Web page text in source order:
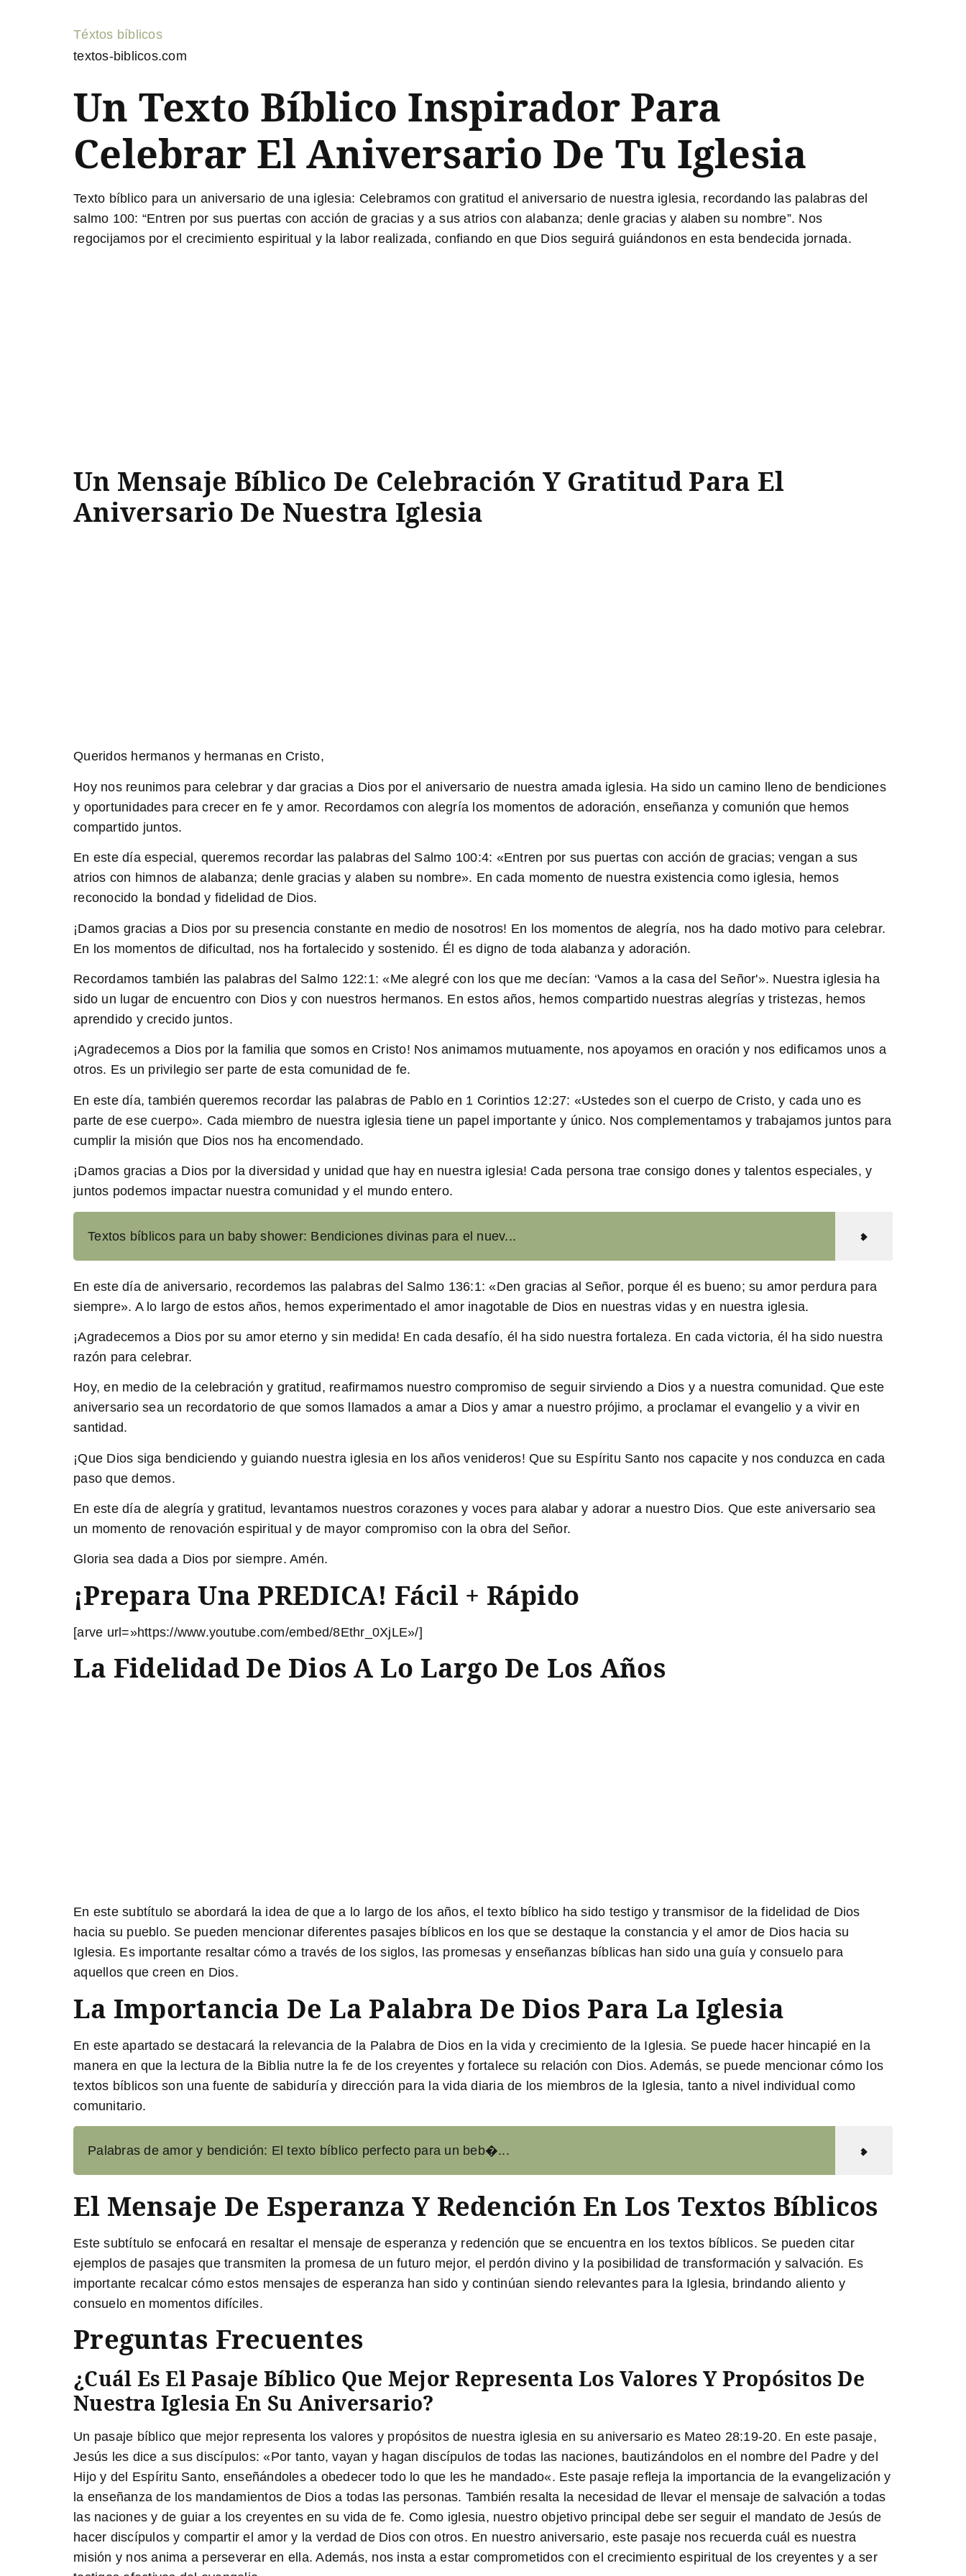
Téxtos bíblicos
textos-biblicos.com
Un Texto Bíblico Inspirador Para
Celebrar El Aniversario De Tu Iglesia
Texto bíblico para un aniversario de una iglesia: Celebramos con gratitud el aniversario de nuestra iglesia, recordando las palabras del
salmo 100: “Entren por sus puertas con acción de gracias y a sus atrios con alabanza; denle gracias y alaben su nombre”. Nos
regocijamos por el crecimiento espiritual y la labor realizada, confiando en que Dios seguirá guiándonos en esta bendecida jornada.
Un Mensaje Bíblico De Celebración Y Gratitud Para El
Aniversario De Nuestra Iglesia
Queridos hermanos y hermanas en Cristo,
Hoy nos reunimos para celebrar y dar gracias a Dios por el aniversario de nuestra amada iglesia. Ha sido un camino lleno de bendiciones
y oportunidades para crecer en fe y amor. Recordamos con alegría los momentos de adoración, enseñanza y comunión que hemos
compartido juntos.
En este día especial, queremos recordar las palabras del Salmo 100:4: «Entren por sus puertas con acción de gracias; vengan a sus
atrios con himnos de alabanza; denle gracias y alaben su nombre». En cada momento de nuestra existencia como iglesia, hemos
reconocido la bondad y fidelidad de Dios.
¡Damos gracias a Dios por su presencia constante en medio de nosotros! En los momentos de alegría, nos ha dado motivo para celebrar.
En los momentos de dificultad, nos ha fortalecido y sostenido. Él es digno de toda alabanza y adoración.
Recordamos también las palabras del Salmo 122:1: «Me alegré con los que me decían: ‘Vamos a la casa del Señor'». Nuestra iglesia ha
sido un lugar de encuentro con Dios y con nuestros hermanos. En estos años, hemos compartido nuestras alegrías y tristezas, hemos
aprendido y crecido juntos.
¡Agradecemos a Dios por la familia que somos en Cristo! Nos animamos mutuamente, nos apoyamos en oración y nos edificamos unos a
otros. Es un privilegio ser parte de esta comunidad de fe.
En este día, también queremos recordar las palabras de Pablo en 1 Corintios 12:27: «Ustedes son el cuerpo de Cristo, y cada uno es
parte de ese cuerpo». Cada miembro de nuestra iglesia tiene un papel importante y único. Nos complementamos y trabajamos juntos para
cumplir la misión que Dios nos ha encomendado.
¡Damos gracias a Dios por la diversidad y unidad que hay en nuestra iglesia! Cada persona trae consigo dones y talentos especiales, y
juntos podemos impactar nuestra comunidad y el mundo entero.
Textos bíblicos para un baby shower: Bendiciones divinas para el nuev...
En este día de aniversario, recordemos las palabras del Salmo 136:1: «Den gracias al Señor, porque él es bueno; su amor perdura para
siempre». A lo largo de estos años, hemos experimentado el amor inagotable de Dios en nuestras vidas y en nuestra iglesia.
¡Agradecemos a Dios por su amor eterno y sin medida! En cada desafío, él ha sido nuestra fortaleza. En cada victoria, él ha sido nuestra
razón para celebrar.
Hoy, en medio de la celebración y gratitud, reafirmamos nuestro compromiso de seguir sirviendo a Dios y a nuestra comunidad. Que este
aniversario sea un recordatorio de que somos llamados a amar a Dios y amar a nuestro prójimo, a proclamar el evangelio y a vivir en
santidad.
¡Que Dios siga bendiciendo y guiando nuestra iglesia en los años venideros! Que su Espíritu Santo nos capacite y nos conduzca en cada
paso que demos.
En este día de alegría y gratitud, levantamos nuestros corazones y voces para alabar y adorar a nuestro Dios. Que este aniversario sea
un momento de renovación espiritual y de mayor compromiso con la obra del Señor.
Gloria sea dada a Dios por siempre. Amén.
¡Prepara Una PREDICA! Fácil + Rápido
[arve url=»https://www.youtube.com/embed/8Ethr_0XjLE»/]
La Fidelidad De Dios A Lo Largo De Los Años
En este subtítulo se abordará la idea de que a lo largo de los años, el texto bíblico ha sido testigo y transmisor de la fidelidad de Dios
hacia su pueblo. Se pueden mencionar diferentes pasajes bíblicos en los que se destaque la constancia y el amor de Dios hacia su
Iglesia. Es importante resaltar cómo a través de los siglos, las promesas y enseñanzas bíblicas han sido una guía y consuelo para
aquellos que creen en Dios.
La Importancia De La Palabra De Dios Para La Iglesia
En este apartado se destacará la relevancia de la Palabra de Dios en la vida y crecimiento de la Iglesia. Se puede hacer hincapié en la
manera en que la lectura de la Biblia nutre la fe de los creyentes y fortalece su relación con Dios. Además, se puede mencionar cómo los
textos bíblicos son una fuente de sabiduría y dirección para la vida diaria de los miembros de la Iglesia, tanto a nivel individual como
comunitario.
Palabras de amor y bendición: El texto bíblico perfecto para un beb�...
El Mensaje De Esperanza Y Redención En Los Textos Bíblicos
Este subtítulo se enfocará en resaltar el mensaje de esperanza y redención que se encuentra en los textos bíblicos. Se pueden citar
ejemplos de pasajes que transmiten la promesa de un futuro mejor, el perdón divino y la posibilidad de transformación y salvación. Es
importante recalcar cómo estos mensajes de esperanza han sido y continúan siendo relevantes para la Iglesia, brindando aliento y
consuelo en momentos difíciles.
Preguntas Frecuentes
¿Cuál Es El Pasaje Bíblico Que Mejor Representa Los Valores Y Propósitos De
Nuestra Iglesia En Su Aniversario?
Un pasaje bíblico que mejor representa los valores y propósitos de nuestra iglesia en su aniversario es Mateo 28:19-20. En este pasaje,
Jesús les dice a sus discípulos: «Por tanto, vayan y hagan discípulos de todas las naciones, bautizándolos en el nombre del Padre y del
Hijo y del Espíritu Santo, enseñándoles a obedecer todo lo que les he mandado«. Este pasaje refleja la importancia de la evangelización y
la enseñanza de los mandamientos de Dios a todas las personas. También resalta la necesidad de llevar el mensaje de salvación a todas
las naciones y de guiar a los creyentes en su vida de fe. Como iglesia, nuestro objetivo principal debe ser seguir el mandato de Jesús de
hacer discípulos y compartir el amor y la verdad de Dios con otros. En nuestro aniversario, este pasaje nos recuerda cuál es nuestra
misión y nos anima a perseverar en ella. Además, nos insta a estar comprometidos con el crecimiento espiritual de los creyentes y a ser